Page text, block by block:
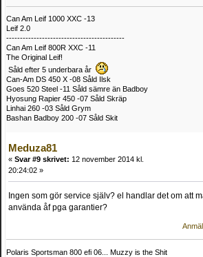
Can Am Leif 1000 XXC -13
Leif 2.0
-------------------------------------------
Can Am Leif 800R XXC -11
The Original Leif!
Såld efter 5 underbara år
Can-Am DS 450 X -08 Såld Ilsk
Goes 520 Steel -11 Såld sämre än Badboy
Hyosung Rapier 450 -07 Såld Skräp
Linhai 260 -03 Såld Grym
Bashan Badboy 200 -07 Såld Skit
Meduza81
« Svar #9 skrivet: 12 november 2014 kl.
20:24:02 »
Ingen som gör service själv? el handlar det om att
använda åf pga garantier?
Polaris Sportsman 800 efi 06... Muzzy is the Shit